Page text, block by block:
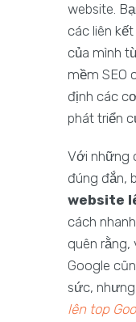
website.
các liên
của mình
mềm SEO
định các
phát triển
Với những
đúng đắn,
website
cách
quên rằng,
Google
sức,
lên top